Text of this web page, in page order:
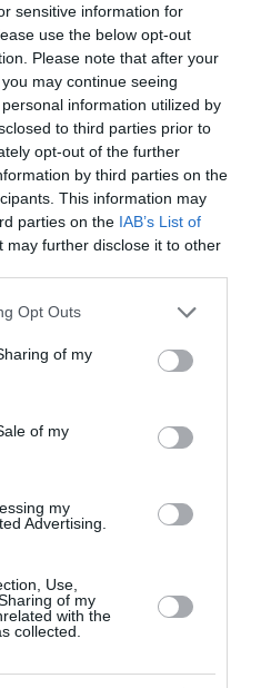
sensitive information for
use the below opt-out
Please note that after your
may continue seeing
information utilized by
to third parties prior to
opt-out of the further
by third parties on the
This information may
parties on the IAB’s List of
may further disclose it to other
uses one or more Google
behaviour. You may click to
and its third-party tags to
purposes in below Google
Opt Outs
of my
of my
my
Advertising.
Use,
of my
with the
collected.
Ημέρες Καλαμάτας
τις 6 Σεπτεμβρίου
διεθνούς μουσικής
και Δημοτικό
στην Τεχνόπολη